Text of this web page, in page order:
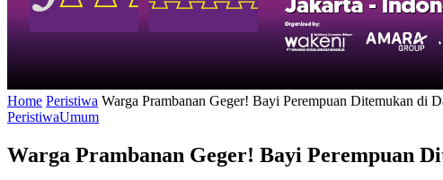
Home Peristiwa Warga Prambanan Geger! Bayi Perempuan Ditemukan di
PeristiwaUmum
Warga Prambanan Geger! Bayi Perempuan